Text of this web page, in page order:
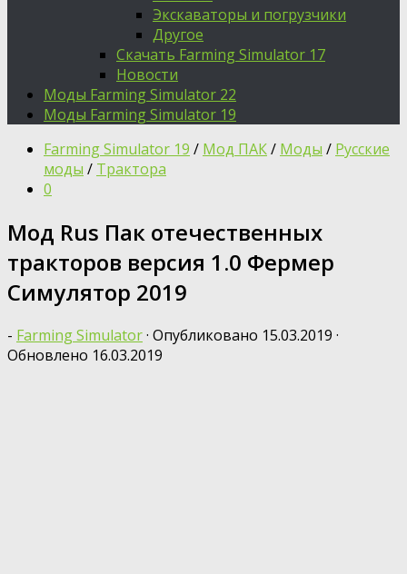
Экскаваторы и погрузчики
Другое
Скачать Farming Simulator 17
Новости
Моды Farming Simulator 22
Моды Farming Simulator 19
Farming Simulator 19 / Мод ПАК/ Моды / Русские
моды / Трактора
0
Мод Rus Пак отечественных
тракторов версия 1.0 Фермер
Симулятор 2019
- Farming Simulator· Опубликовано 15.03.2019 ·
Обновлено 16.03.2019